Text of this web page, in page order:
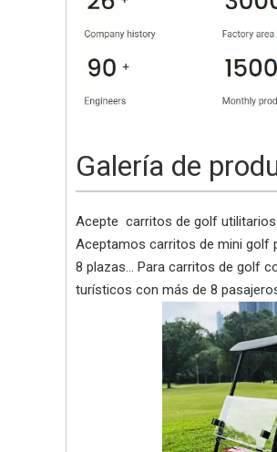
Galería de
Acepte carritos de golf
Aceptamos carritos de mini golf
8 plazas... Para carritos de golf
turísticos con más de 8